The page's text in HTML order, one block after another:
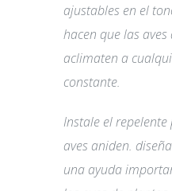
ajustables en el
hacen que las
aclimaten a
constante.
Instale el
aves aniden.
una ayuda